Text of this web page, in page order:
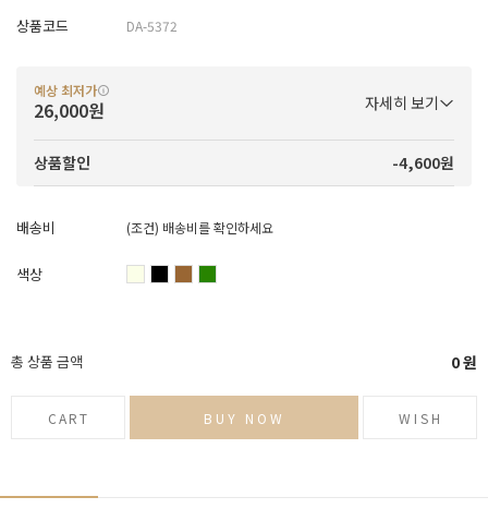
상품코드 DA-5372
예상 최저가
26,000원 자세히 보기
상품할인 -4,600원
배송비 (조건) 배송비를 확인하세요
색상
총 상품 금액 0원
CART BUY NOW WISH